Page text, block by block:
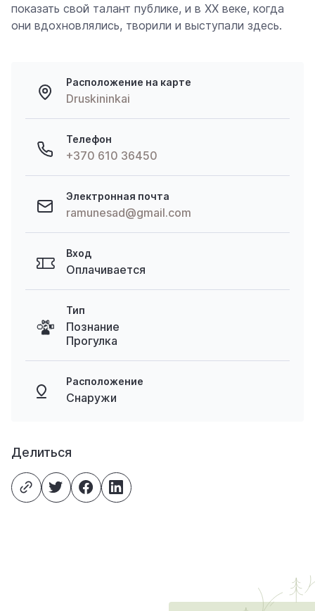
показать свой талант публике, и в XX веке, когда
они вдохновлялись, творили и выступали здесь.
Расположение на карте
Druskininkai
Телефон
+370 610 36450
Электронная почта
ramunesad@gmail.com
Вход
Оплачивается
Тип
Познание
Прогулка
Расположение
Снаружи
Делиться